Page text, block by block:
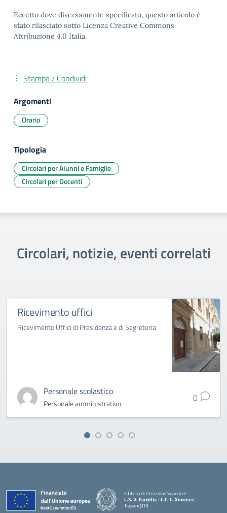
Eccetto dove diversamente specificato, questo articolo è
stato rilasciato sotto Licenza Creative Commons
Attribuzione 4.0 Italia.
Stampa / Condividi
Argomenti
Orario
Tipologia
Circolari per Alunni e Famiglie
Circolari per Docenti
Circolari, notizie, eventi correlati
Ricevimento uffici
Ricevimento Uffici di Presidenza e di Segreteria
Personale scolastico
Personale amministrativo 0
Istituto di Istruzione Superiore
L.S. V. Fardella - L.C. L. Ximenes
Trapani (TP)